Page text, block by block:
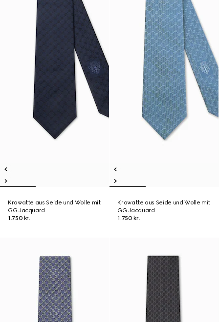
Krawatte aus Seide und Wolle mit
GG Jacquard
1.750 kr.
Krawatte aus Seide und Wolle mit
GG Jacquard
1.750 kr.